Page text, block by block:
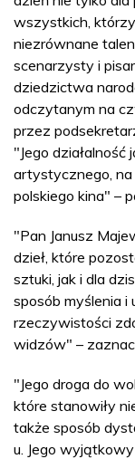
wszystkich,
niezrównane
scenarzysty i
dziedzictwa
odczytanym na
przez
"Jego działalność
artystycznego,
polskiego kina" –
"Pan Janusz
dzieł, które
sztuki, jak i dla
sposób myślenia i
rzeczywistości
widzów" –
"Jego droga do
które stanowiły
także sposób
u. Jego